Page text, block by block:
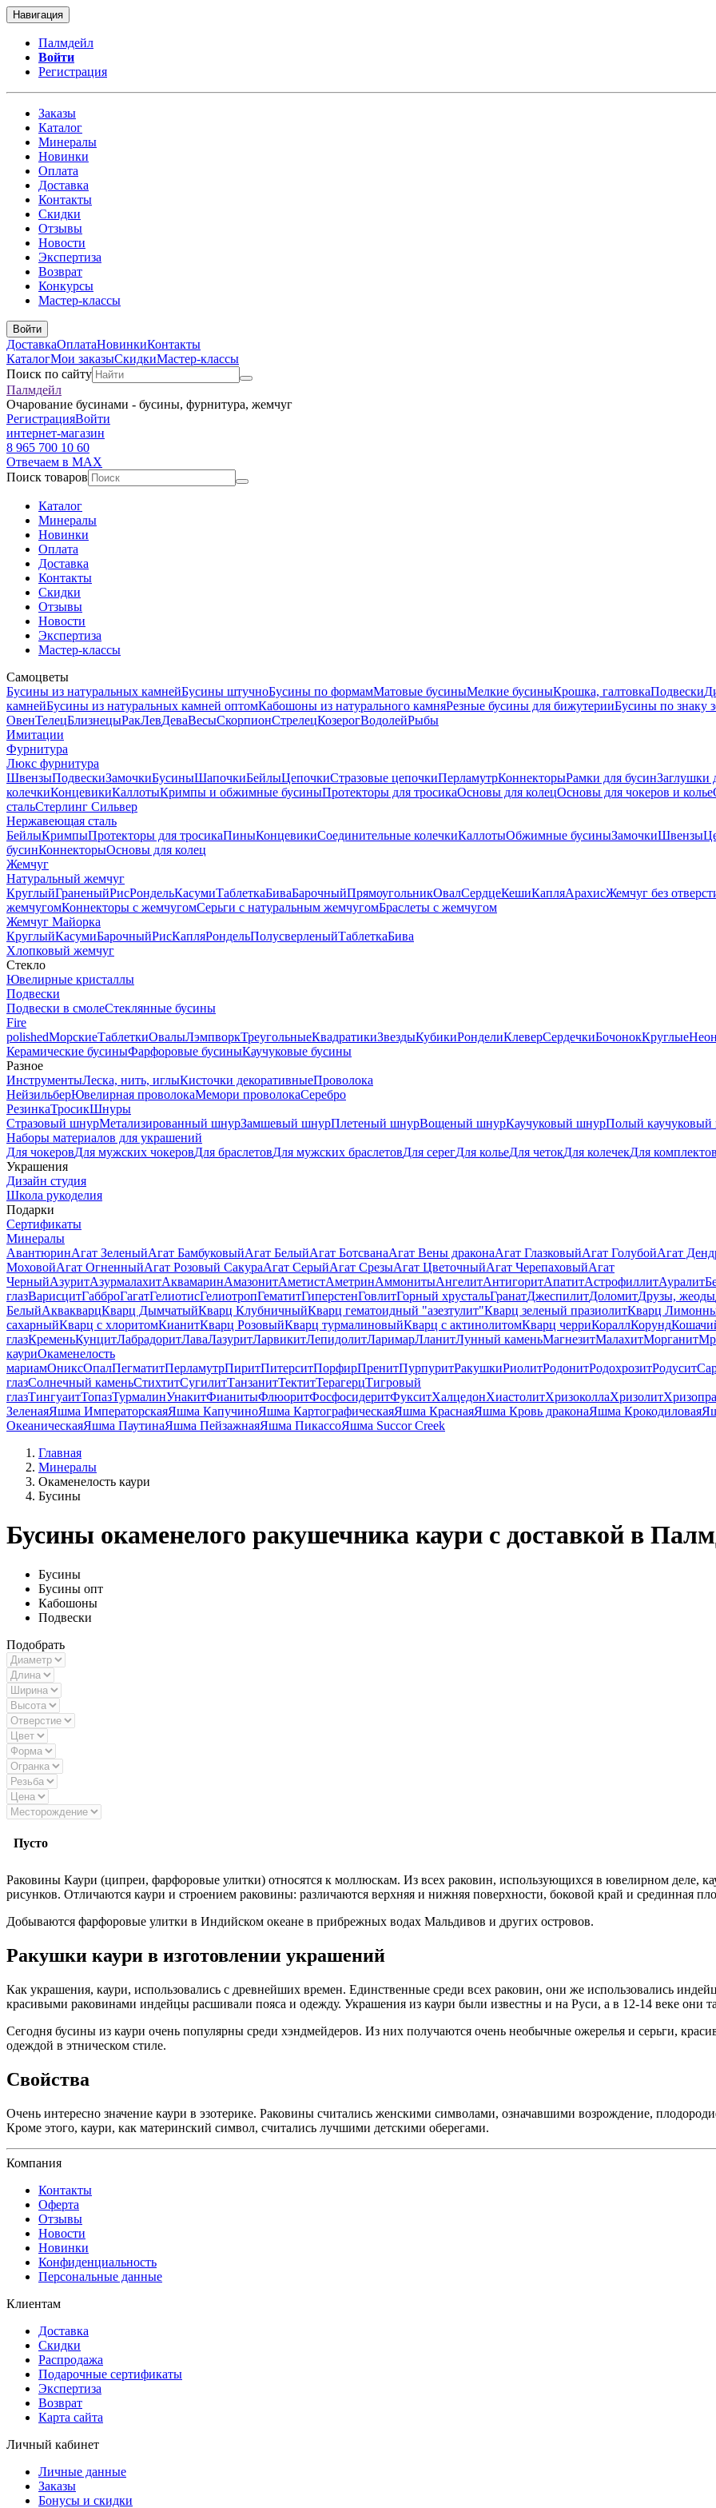
Навигация
Палмдейл
Войти
Регистрация
Заказы
Каталог
Минералы
Новинки
Оплата
Доставка
Контакты
Скидки
Отзывы
Новости
Экспертиза
Возврат
Конкурсы
Мастер-классы
Войти
ДоставкаОплатаНовинкиКонтакты
КаталогМои заказыСкидкиМастер-классы
Поиск по сайту
Палмдейл
Очарование бусинами - бусины, фурнитура, жемчуг
РегистрацияВойти
интернет-магазин
8 965 700 10 60
Отвечаем в MAX
Поиск товаров
Каталог
Минералы
Новинки
Оплата
Доставка
Контакты
Скидки
Отзывы
Новости
Экспертиза
Мастер-классы
Самоцветы
Бусины из натуральных камнейБусины штучноБусины по формамМатовые бусиныМелкие бусиныКрошка, галтовкаПодвески
камнейБусины из натуральных камней оптомКабошоны из натурального камняРезные бусины для бижутерииБусины по знаку
ОвенТелецБлизнецыРакЛевДеваВесыСкорпионСтрелецКозерогВодолейРыбы
Имитации
Фурнитура
Люкс фурнитура
ШвензыПодвескиЗамочкиБусиныШапочкиБейлыЦепочкиСтразовые цепочкиПерламутрКоннекторыРамки для бусинЗаглушки
колечкиКонцевикиКаллотыКримпы и обжимные бусиныПротекторы для тросикаОсновы для колецОсновы для чокеров и колье
стальСтерлинг Сильвер
Нержавеющая сталь
БейлыКримпыПротекторы для тросикаПиныКонцевикиСоединительные колечкиКаллотыОбжимные бусиныЗамочкиШвензы
бусинКоннекторыОсновы для колец
Жемчуг
Натуральный жемчуг
КруглыйГраненыйРисРондельКасумиТаблеткаБиваБарочныйПрямоугольникОвалСердцеКешиКапляАрахисЖемчуг без
жемчугомКоннекторы с жемчугомСерьги с натуральным жемчугомБраслеты с жемчугом
Жемчуг Майорка
КруглыйКасумиБарочныйРисКапляРондельПолусверленыйТаблеткаБива
Хлопковый жемчуг
Стекло
Ювелирные кристаллы
Подвески
Подвески в смолеСтеклянные бусины
Fire
polishedМорскиеТаблеткиОвалыЛэмпворкТреугольныеКвадратикиЗвездыКубикиРонделиКлеверСердечкиБочонокКруглые
Керамические бусиныФарфоровые бусиныКаучуковые бусины
Разное
ИнструментыЛеска, нить, иглыКисточки декоративныеПроволока
НейзильберЮвелирная проволокаМемори проволокаСеребро
РезинкаТросикШнуры
Стразовый шнурМетализированный шнурЗамшевый шнурПлетеный шнурВощеный шнурКаучуковый шнурПолый
Наборы материалов для украшений
Для чокеровДля мужских чокеровДля браслетовДля мужских браслетовДля серегДля кольеДля четокДля колечекДля
Украшения
Дизайн студия
Школа рукоделия
Подарки
Сертификаты
Минералы
АвантюринАгат ЗеленыйАгат БамбуковыйАгат БелыйАгат БотсванаАгат Вены драконаАгат ГлазковыйАгат ГолубойАгат
МоховойАгат ОгненныйАгат Розовый СакураАгат СерыйАгат СрезыАгат ЦветочныйАгат ЧерепаховыйАгат
ЧерныйАзуритАзурмалахитАквамаринАмазонитАметистАметринАммонитыАнгелитАнтигоритАпатитАстрофиллитАуралит
глазВарисцитГабброГагатГелиотисГелиотропГематитГиперстенГовлитГорный хрустальГранатДжеспилитДоломитДрузы, жеоды
БелыйАквакварцКварц ДымчатыйКварц КлубничныйКварц гематоидный "азезтулит"Кварц зеленый празиолитКварц
сахарныйКварц с хлоритомКианитКварц РозовыйКварц турмалиновыйКварц с актинолитомКварц черриКораллКорунд
глазКременьКунцитЛабрадоритЛаваЛазуритЛарвикитЛепидолитЛаримарЛланитЛунный каменьМагнезитМалахитМорганит
кауриОкаменелость
мариамОниксОпалПегматитПерламутрПиритПитерситПорфирПренитПурпуритРакушкиРиолитРодонитРодохрозитРодусит
глазСолнечный каменьСтихтитСугилитТанзанитТектитТерагерцТигровый
глазТингуаитТопазТурмалинУнакитФианитыФлюоритФосфосидеритФукситХалцедонХиастолитХризоколлаХризолит
ЗеленаяЯшма ИмператорскаяЯшма КапучиноЯшма КартографическаяЯшма КраснаяЯшма Кровь драконаЯшма Крокодиловая
ОкеаническаяЯшма ПаутинаЯшма ПейзажнаяЯшма ПикассоЯшма Succor Creek
Главная
Минералы
Окаменелость каури
Бусины
Бусины окаменелого ракушечника каури с доставкой в
Бусины
Бусины опт
Кабошоны
Подвески
Подобрать
Пусто
Раковины Каури (ципреи, фарфоровые улитки) относятся к моллюскам. Из всех раковин, использующихся в ювелирном деле,
рисунков. Отличаются каури и строением раковины: различаются верхняя и нижняя поверхности, боковой край и срединная
Добываются фарфоровые улитки в Индийском океане в прибрежных водах Мальдивов и других островов.
Ракушки каури в изготовлении украшений
Как украшения, каури, использовались с древнейших времен. Единственные среди всех раковин, они же использовались
красивыми раковинами индейцы расшивали пояса и одежду. Украшения из каури были известны и на Руси, а в 12-14 веке они
Сегодня бусины из каури очень популярны среди хэндмейдеров. Из них получаются очень необычные ожерелья и серьги,
одеждой в этническом стиле.
Свойства
Очень интересно значение каури в эзотерике. Раковины считались женскими символами, означавшими возрождение,
Кроме этого, каури, как материнский символ, считались лучшими детскими оберегами.
Компания
Контакты
Оферта
Отзывы
Новости
Новинки
Конфиденциальность
Персональные данные
Клиентам
Доставка
Скидки
Распродажа
Подарочные сертификаты
Экспертиза
Возврат
Карта сайта
Личный кабинет
Личные данные
Заказы
Бонусы и скидки